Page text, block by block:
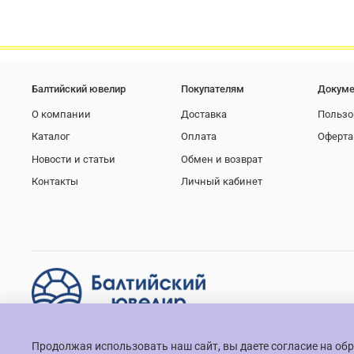
Балтийский ювелир
О компании
Каталог
Новости и статьи
Контакты
Покупателям
Доставка
Оплата
Обмен и возврат
Личный кабинет
Продолжая использовать наш сайт, вы даете согласие на